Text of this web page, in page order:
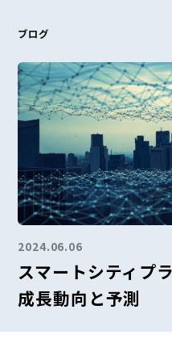
ブログ
2024.06.06
スマートシティプ
成長動向と予測